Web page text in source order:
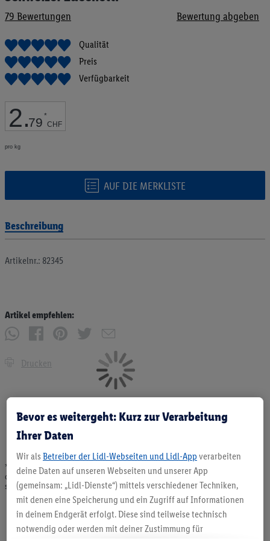
79 Bewertungen Bewertung abgeben
Qualität
Preis
Verfügbarkeit
2.79 *
CHF
pro kg
AUF DIE MERKLISTE
springen
Beschreibung
Artikelnr.: 82345
Artikel empfehlen:
Drucken
* Angebote solange Vorrat. Abgabe nur in haushaltsüblichen Mengen. Verkauf
ohne Dekoration. Die hier beworbenen Produkte, vor allem NonFood-Produkte,
sind nicht alle dauerhaft im Sortiment. Abbildungen ähnlich.
Bevor es weitergeht: Kurz zur Verarbeitung
Ihrer Daten
Wir als Betreiber der Lidl-Webseiten und Lidl-App verarbeiten
deine Daten auf unseren Webseiten und unserer App
(gemeinsam: „Lidl-Dienste“) mittels verschiedener Techniken,
mit denen eine Speicherung und ein Zugriff auf Informationen
in deinem Endgerät erfolgt. Diese sind teilweise technisch
notwendig oder werden mit deiner Zustimmung für